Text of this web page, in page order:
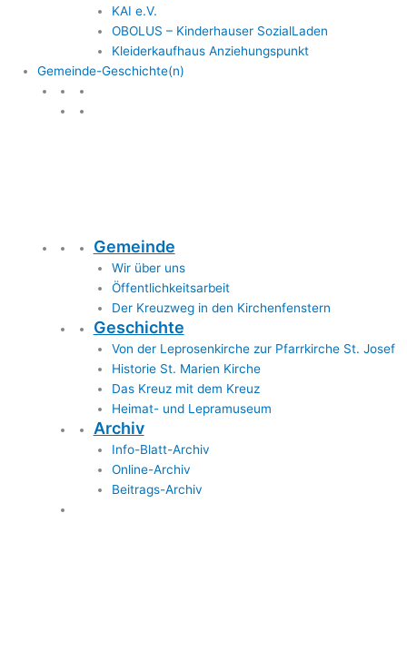
KAI e.V.
OBOLUS – Kinderhauser SozialLaden
Kleiderkaufhaus Anziehungspunkt
Gemeinde-Geschichte(n)
Gemeinde
Wir über uns
Öffentlichkeitsarbeit
Der Kreuzweg in den Kirchenfenstern
Geschichte
Von der Leprosenkirche zur Pfarrkirche St. Josef
Historie St. Marien Kirche
Das Kreuz mit dem Kreuz
Heimat- und Lepramuseum
Archiv
Info-Blatt-Archiv
Online-Archiv
Beitrags-Archiv